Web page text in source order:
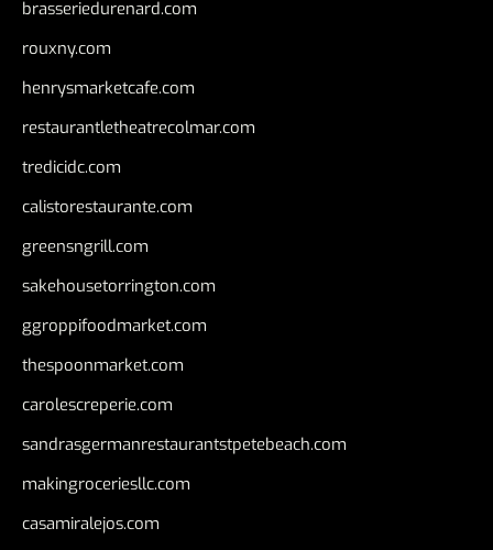
brasseriedurenard.com
rouxny.com
henrysmarketcafe.com
restaurantletheatrecolmar.com
tredicidc.com
calistorestaurante.com
greensngrill.com
sakehousetorrington.com
ggroppifoodmarket.com
thespoonmarket.com
carolescreperie.com
sandrasgermanrestaurantstpetebeach.com
makingroceriesllc.com
casamiralejos.com